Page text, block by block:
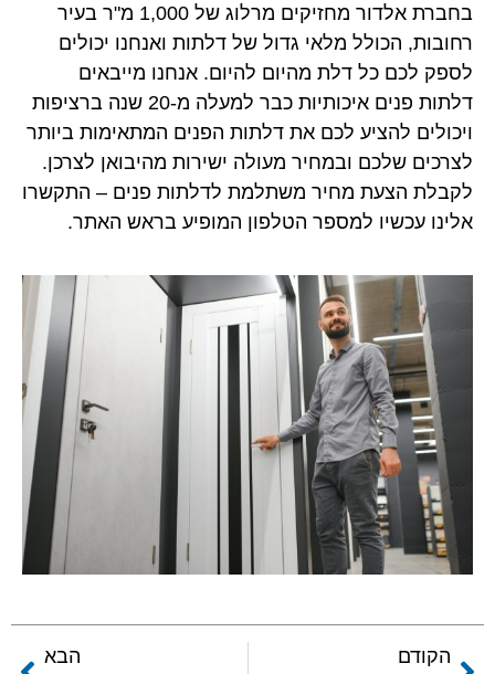
בחברת אלדור מחזיקים מרלוג של 1,000 מ"ר בעיר
רחובות, הכולל מלאי גדול של דלתות ואנחנו יכולים
לספק לכם כל דלת מהיום להיום. אנחנו מייבאים
דלתות פנים איכותיות כבר למעלה מ-20 שנה ברציפות
ויכולים להציע לכם את דלתות הפנים המתאימות ביותר
לצרכים שלכם ובמחיר מעולה ישירות מהיבואן לצרכן.
לקבלת הצעת מחיר משתלמת לדלתות פנים – התקשרו
אלינו עכשיו למספר הטלפון המופיע בראש האתר.
הקודם
הבא